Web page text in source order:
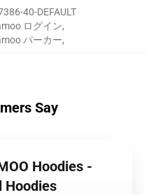
40-DEFAULT
ログイン,
パーカー,
Say
Hoodies -
Hoodies